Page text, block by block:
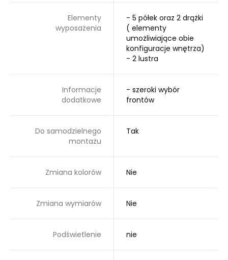
Elementy
wyposażenia
- 5 półek oraz 2 drążki
( elementy
umożliwiające obie
konfiguracje wnętrza)
- 2 lustra
Informacje
dodatkowe
- szeroki wybór
frontów
Do samodzielnego
montażu
Tak
Zmiana kolorów Nie
Zmiana wymiarów Nie
Podświetlenie nie